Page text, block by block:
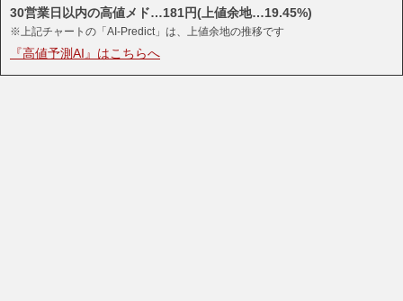
30営業日以内の高値メド…181円(上値余地…19.45%)
※上記チャートの「AI-Predict」は、上値余地の推移です
『高値予測AI』はこちらへ